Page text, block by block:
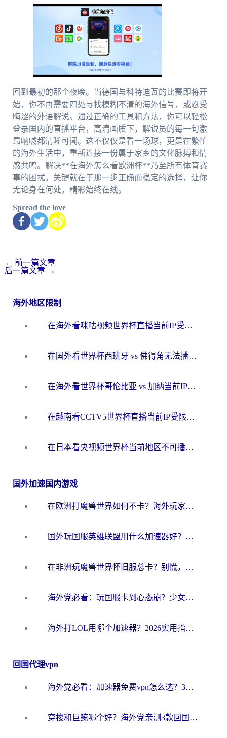
回到最初的那个夜晚。当德国与科特迪瓦的比赛即将开
始，你不再需要四处寻找模糊不清的海外信号，或忍受
晦涩的外语解说。通过正确的工具和方法，你可以轻松
登录国内的直播平台，高清画质下，解说员的每一句激
昂呐喊都清晰可闻。这不仅仅是看一场球，更是在繁忙
的海外生活中，重新连接一份属于家乡的文化脉搏和情
感共鸣。解决**在海外怎么看欧洲杯**乃至所有体育赛
事的困扰，关键就在于那一步正确而稳定的选择，让你
无论身在何处，精彩始终在线。
Spread the love
← 前一篇文章
后一篇文章 →
海外地区限制
在海外看咪咕视频世界杯直播当前IP受限制？这篇指南帮你搞定所有体育赛事观看难题
在国外看世界杯西班牙 vs 佛得角无法播放？这篇指南帮你解锁所有中文体育直播
在海外看世界杯哥伦比亚 vs 加纳当前IP受限制？这篇指南帮你流畅看中文解说赛事
在越南看CCTV5世界杯直播当前IP受限制？海外党体育观赛终极指南来了
在日本看央视频世界杯当前地区不可播放？海外党体育观赛终极指南
国外加速国内游戏
在欧洲打魔兽世界如何不卡？海外玩家的国服游戏加速终极攻略
国外玩国服英雄联盟用什么加速器好？海外党亲测有效的国服游戏加速指南
在非洲玩魔兽世界怀旧服总卡？别慌，这份指南帮你丝滑开荒
海外党必看：玩国服卡到心态崩？少女前线云图计划加速器免费推荐+碧蓝航线足球世界流畅攻略
海外打LOL用哪个加速器？2026实用指南：从延迟到设备适配，一篇解决你的国服游戏痛点
回国代理vpn
海外党必看：加速器免费vpn怎么选？3步教你无缝访问国内资源
穿梭和巨鲸哪个好？海外党亲测3款回国加速器，教你避开90%的坑